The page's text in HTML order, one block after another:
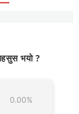
भयो ?
0.00%